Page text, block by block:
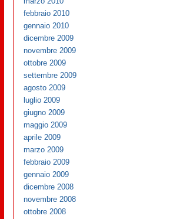
febbraio 2010
gennaio 2010
dicembre 2009
novembre 2009
ottobre 2009
settembre 2009
agosto 2009
luglio 2009
giugno 2009
maggio 2009
aprile 2009
marzo 2009
febbraio 2009
gennaio 2009
dicembre 2008
novembre 2008
ottobre 2008